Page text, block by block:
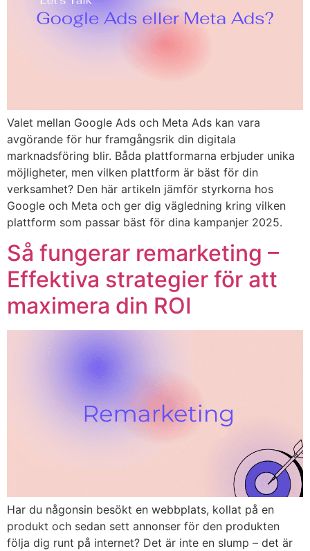
Valet mellan Google Ads och Meta Ads kan vara
avgörande för hur framgångsrik din digitala
marknadsföring blir. Båda plattformarna erbjuder unika
möjligheter, men vilken plattform är bäst för din
verksamhet? Den här artikeln jämför styrkorna hos
Google och Meta och ger dig vägledning kring vilken
plattform som passar bäst för dina kampanjer 2025.
Så fungerar remarketing –
Effektiva strategier för att
maximera din ROI
Har du någonsin besökt en webbplats, kollat på en
produkt och sedan sett annonser för den produkten
följa dig runt på internet? Det är inte en slump – det är